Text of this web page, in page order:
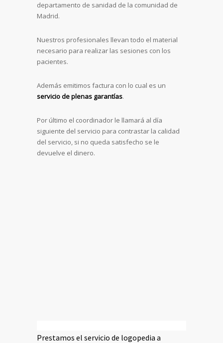
departamento de sanidad de la comunidad de
Madrid.
Nuestros profesionales llevan todo el material
necesario para realizar las sesiones con los
pacientes.
Además emitimos factura con lo cual es un
servicio de plenas garantías.
Por último el coordinador le llamará al día
siguiente del servicio para contrastar la calidad
del servicio, si no queda satisfecho se le
devuelve el dinero.
Prestamos el servicio de logopedia a